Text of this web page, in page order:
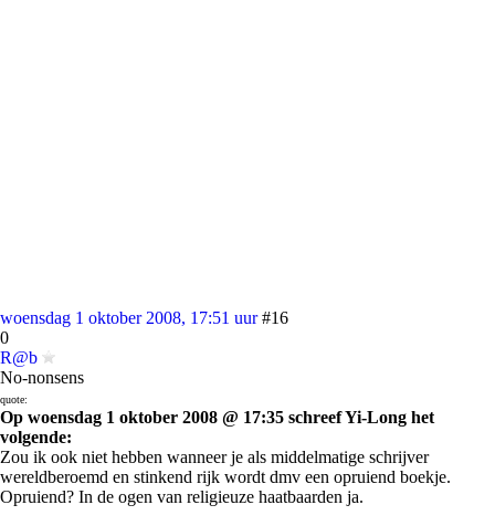
woensdag 1 oktober 2008, 17:51 uur #16
0
R@b
No-nonsens
quote:
Op woensdag 1 oktober 2008 @ 17:35 schreef Yi-Long het
volgende:
Zou ik ook niet hebben wanneer je als middelmatige schrijver
wereldberoemd en stinkend rijk wordt dmv een opruiend boekje.
Opruiend? In de ogen van religieuze haatbaarden ja.